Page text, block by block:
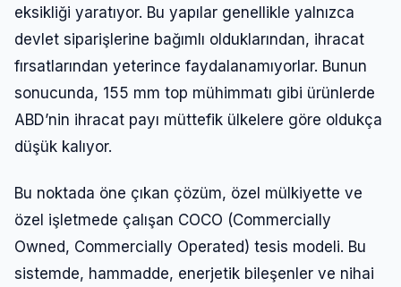
eksikliği yaratıyor. Bu yapılar genellikle yalnızca
devlet siparişlerine bağımlı olduklarından, ihracat
fırsatlarından yeterince faydalanamıyorlar. Bunun
sonucunda, 155 mm top mühimmatı gibi ürünlerde
ABD’nin ihracat payı müttefik ülkelere göre oldukça
düşük kalıyor.
Bu noktada öne çıkan çözüm, özel mülkiyette ve
özel işletmede çalışan COCO (Commercially
Owned, Commercially Operated) tesis modeli. Bu
sistemde, hammadde, enerjetik bileşenler ve nihai